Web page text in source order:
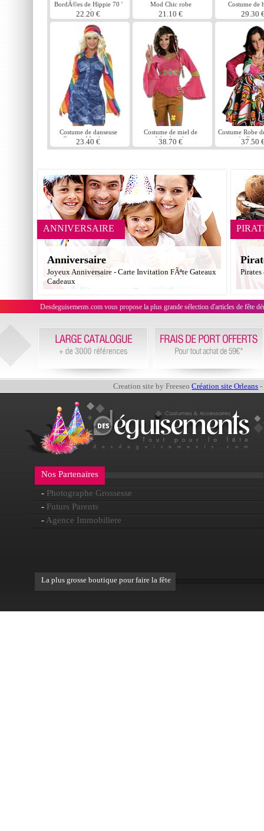
BordÃ©es de Hippie 70 '
s robe
22.20 €
Mod Chic robe
21.10 €
Costume de
29.30
Costume de danseuse
Groovy Mesdames
23.40 €
Costume de miel de
Woodstock
38.70 €
Costume Robe
' s37.50
ANNIVERSAIRE
Anniversaire
Joyeux Anniversaire - Carte Invitation FÃªte Gateaux
Cadeaux
Pirates
Desdeguisements.com vous propose la plus grande sélection d'articles de fête
Creation site by FreeseoCréation site Orleans -
Nos Partenaires
- Photographe Grossesse
- Futurs Parents
- Agence Immobiliere
La plus grosse boutique pour faire la fête